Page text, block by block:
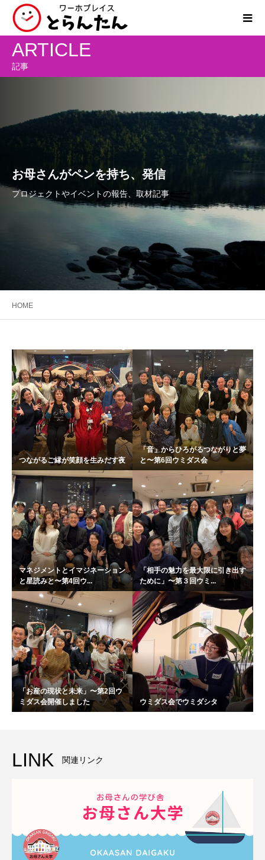
ARTICLE
記事
お母さんがペンを持ち、発信
プロジェクトやイベントの報告、取材記事
HOME
つながるご縁が笑顔を生みだす夜
「音」からひろがるつながりと夢
と〜第6回ウミダス会
マネジメントとイマジネーション
と星読みと〜第4回ウ...
「相手の魅力を最大限に引き出す
ために」〜第３回ウミ...
「お産の現状と未来」〜第2回ウ
ミダス会開催しました
ウミダス会でウミダシタ
LINK 関連リンク